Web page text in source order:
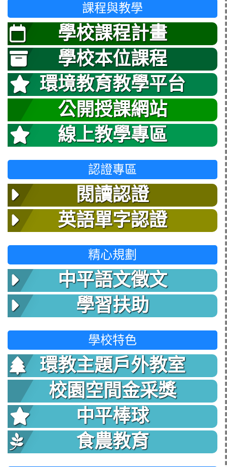
課程與教學
學校課程計畫
學校本位課程
環境教育教學平台
公開授課網站
線上教學專區
認證專區
閱讀認證
英語單字認證
精心規劃
中平語文徵文
學習扶助
學校特色
環教主題戶外教室
校園空間金采獎
中平棒球
食農教育